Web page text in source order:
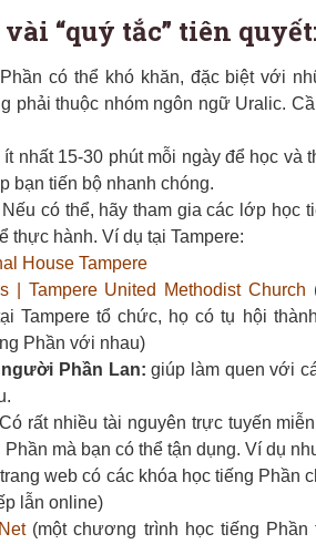
“quý tắc” tiên
có thể khó khăn, đặc biệt với
phải thuộc nhóm ngôn ngữ Uralic.
ít nhất 15-30 phút mỗi ngày để học và
bạn tiến bộ nhanh chóng.
Nếu có thể, hãy tham gia các lớp học
hành. Ví dụ tại Tampere:
House Tampere
| Tampere United Methodist Church
Tampere tổ chức, họ có tụ hội
Phần với nhau)
Phần Lan: giúp làm quen với
Có rất nhiều tài nguyên trực tuyến
mà bạn có thể tận dụng. Ví dụ
web có các khóa học tiếng Phần
lẫn online)
(một chương trình học tiếng Phần